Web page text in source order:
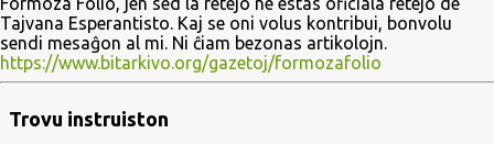
s
t
s
Tajvana Esperantisto. Kaj se oni volus kontribui, bonvolu
sendi mesaĝon al mi. Ni ĉiam bezonas artikolojn.
https://www.bitarkivo.org/gazetoj/formozafolio
Trovu instruiston